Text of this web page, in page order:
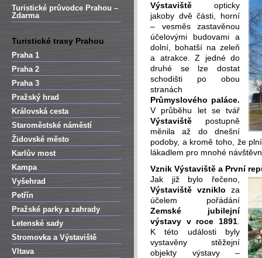
Turistické průvodce Prahou –
Zdarma
Turistické trasy Prahou
Praha 1
Praha 2
Praha 3
Pražský hrad
Královská cesta
Staroměstské náměstí
Židovské město
Karlův most
Kampa
Vyšehrad
Petřín
Pražské parky a zahrady
Letenské sady
Stromovka a Výstaviště
Vltava
Výstaviště opticky
jakoby dvě části, horní
– vesměs zastavěnou
účelovými budovami a
dolní, bohatší na zeleň
a atrakce. Z jedné do
druhé se lze dostat
schodišti po obou
stranách
Průmyslového paláce.
V průběhu let se tvář
Výstaviště postupně
měnila až do dnešní
podoby, a kromě toho, že
lákadlem pro mnohé
Vznik Výstaviště a První
Jak již bylo řečeno,
Výstaviště vzniklo za
účelem pořádání
Zemské jubilejní
výstavy v roce 1891
K této události byly
vystavěny stěžejní
objekty výstavy –